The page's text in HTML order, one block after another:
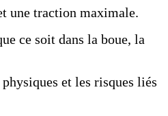
une traction maximale.
ce soit dans la boue, la
et les risques liés